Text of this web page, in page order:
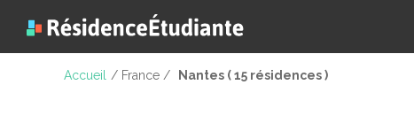
Accueil / France / Nantes ( 15 résidences )